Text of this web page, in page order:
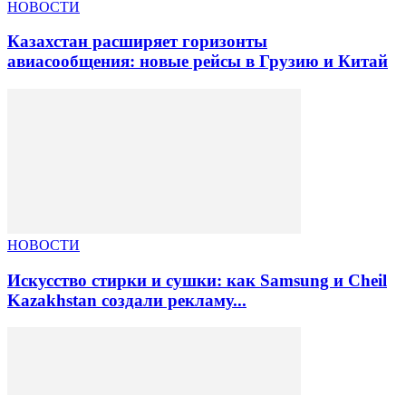
НОВОСТИ
Казахстан расширяет горизонты
авиасообщения: новые рейсы в Грузию и Китай
НОВОСТИ
Искусство стирки и сушки: как Samsung и Cheil
Kazakhstan создали рекламу...